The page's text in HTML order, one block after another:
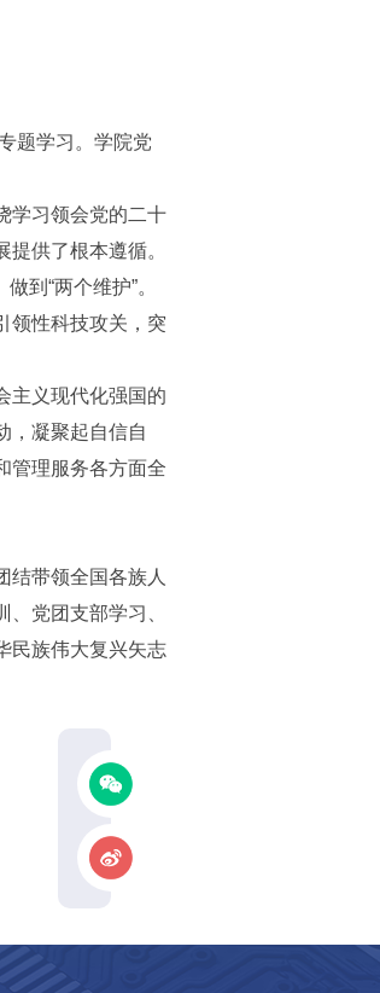
题学习。学院党
学习领会党的二十
供了根本遵循。
到“两个维护”。
领性科技攻关，突
主义现代化强国的
，凝聚起自信自
管理服务各方面全
结带领全国各族人
党团支部学习、
民族伟大复兴矢志